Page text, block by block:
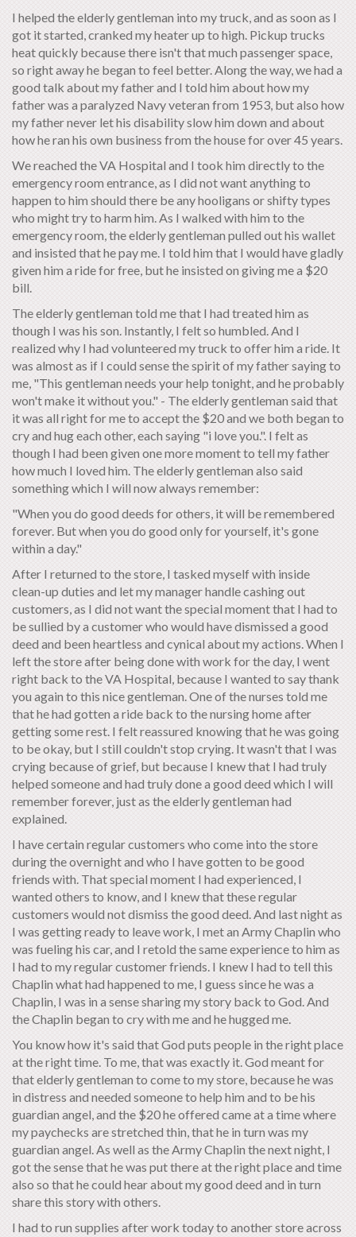
I helped the elderly gentleman into my truck, and as soon as I
got it started, cranked my heater up to high. Pickup trucks
heat quickly because there isn't that much passenger space,
so right away he began to feel better. Along the way, we had a
good talk about my father and I told him about how my
father was a paralyzed Navy veteran from 1953, but also how
my father never let his disability slow him down and about
how he ran his own business from the house for over 45 years.
We reached the VA Hospital and I took him directly to the
emergency room entrance, as I did not want anything to
happen to him should there be any hooligans or shifty types
who might try to harm him. As I walked with him to the
emergency room, the elderly gentleman pulled out his wallet
and insisted that he pay me. I told him that I would have gladly
given him a ride for free, but he insisted on giving me a $20
bill.
The elderly gentleman told me that I had treated him as
though I was his son. Instantly, I felt so humbled. And I
realized why I had volunteered my truck to offer him a ride. It
was almost as if I could sense the spirit of my father saying to
me, "This gentleman needs your help tonight, and he probably
won't make it without you." - The elderly gentleman said that
it was all right for me to accept the $20 and we both began to
cry and hug each other, each saying "i love you.". I felt as
though I had been given one more moment to tell my father
how much I loved him. The elderly gentleman also said
something which I will now always remember:
"When you do good deeds for others, it will be remembered
forever. But when you do good only for yourself, it's gone
within a day."
After I returned to the store, I tasked myself with inside
clean-up duties and let my manager handle cashing out
customers, as I did not want the special moment that I had to
be sullied by a customer who would have dismissed a good
deed and been heartless and cynical about my actions. When I
left the store after being done with work for the day, I went
right back to the VA Hospital, because I wanted to say thank
you again to this nice gentleman. One of the nurses told me
that he had gotten a ride back to the nursing home after
getting some rest. I felt reassured knowing that he was going
to be okay, but I still couldn't stop crying. It wasn't that I was
crying because of grief, but because I knew that I had truly
helped someone and had truly done a good deed which I will
remember forever, just as the elderly gentleman had
explained.
I have certain regular customers who come into the store
during the overnight and who I have gotten to be good
friends with. That special moment I had experienced, I
wanted others to know, and I knew that these regular
customers would not dismiss the good deed. And last night as
I was getting ready to leave work, I met an Army Chaplin who
was fueling his car, and I retold the same experience to him as
I had to my regular customer friends. I knew I had to tell this
Chaplin what had happened to me, I guess since he was a
Chaplin, I was in a sense sharing my story back to God. And
the Chaplin began to cry with me and he hugged me.
You know how it's said that God puts people in the right place
at the right time. To me, that was exactly it. God meant for
that elderly gentleman to come to my store, because he was
in distress and needed someone to help him and to be his
guardian angel, and the $20 he offered came at a time where
my paychecks are stretched thin, that he in turn was my
guardian angel. As well as the Army Chaplin the next night, I
got the sense that he was put there at the right place and time
also so that he could hear about my good deed and in turn
share this story with others.
I had to run supplies after work today to another store across